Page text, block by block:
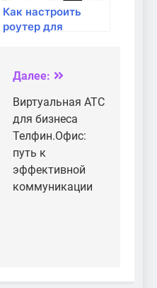
Как настроить
роутер для
Далее:
Виртуальная АТС
для бизнеса
Телфин.Офис:
путь к
эффективной
коммуникации